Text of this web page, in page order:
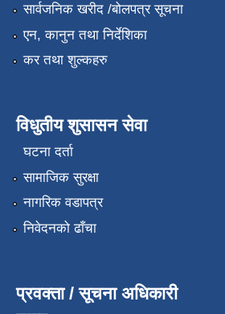
सार्वजनिक खरीद /बोलपत्र सूचना
एन, कानुन तथा निर्देशिका
कर तथा शुल्कहरु
विधुतीय शुसासन सेवा
घटना दर्ता
सामाजिक सुरक्षा
नागरिक वडापत्र
निवेदनको ढाँचा
प्रवक्ता / सूचना अधिकारी